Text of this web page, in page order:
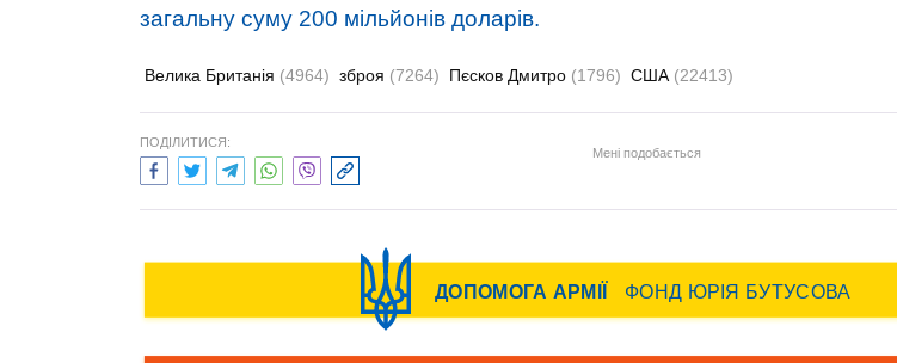
загальну суму 200 мільйонів доларів.
Велика Британія (4964) зброя (7264) Пєсков Дмитро (1796) США (22413)
ПОДІЛИТИСЯ:
Мені подобається